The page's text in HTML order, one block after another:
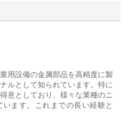
用設備の金属部品を高精度に製
ルとして知られています。特に
意としており、様々な業種のニ
います。これまでの長い経験と